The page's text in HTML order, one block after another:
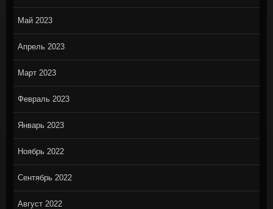
Май 2023
Апрель 2023
Март 2023
Февраль 2023
Январь 2023
Ноябрь 2022
Сентябрь 2022
Август 2022